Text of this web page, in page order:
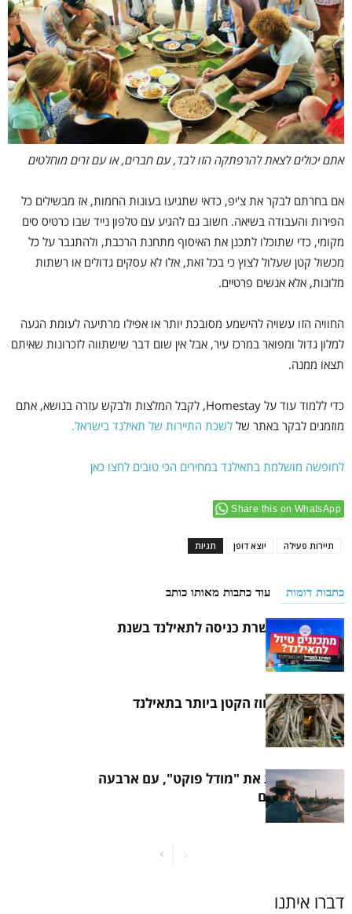
אתם יכולים לצאת להרפתקה הזו לבד, עם חברים, או עם זרים מוחלטים
אם בחרתם לבקר את צ'יפ, כדאי שתגיעו בעונות החמות, אז מבשילים כל
הפירות והעבודה בשיאה. חשוב גם להגיע עם טלפון נייד שבו כרטיס סים
מקומי, כדי שתוכלו לתכנן את האיסוף מתחנת הרכבת, ולהתגבר על כל
מכשול קטן שעלול לצוץ כי בכל זאת, אלו לא עסקים גדולים או רשתות
מלונות, אלא אנשים פרטיים.
החוויה הזו עשויה להישמע מסובכת יותר או אפילו מרתיעה לעומת הגעה
למלון גדול ומפואר במרכז עיר, אבל אין שום דבר שישתווה לזכרונות שאיתם
תצאו ממנה.
כדי ללמוד עוד על Homestay, לקבל המלצות ולבקש עזרה בנושא, אתם
מוזמנים לבקר באתר של לשכת התיירות של תאילנד בישראל.
לחופשה מושלמת בתאילנד במחירים הכי טובים לחצו כאן
Share this on WhatsApp
תגיות יוצא דופן תיירות פעילה
כתבות דומות עוד כתבות מאותו כותב
איך להוציא אשרת כניסה לתאילנד בשנת
2021
הכירו את המחוז הקטן ביותר בתאילנד
תאילנד בוחנת את "מודל פוקט", עם ארבעה
תיירים צרפתים
דברו איתנו